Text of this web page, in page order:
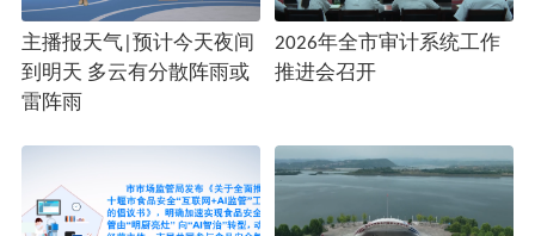
主播报天气|预计今天夜间
到明天 多云有分散阵雨或
雷阵雨
2026年全市审计系统工作
推进会召开